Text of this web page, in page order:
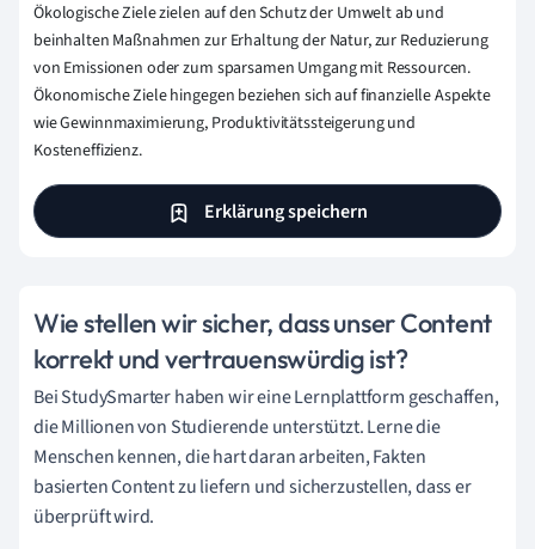
Ökologische Ziele zielen auf den Schutz der Umwelt ab und
beinhalten Maßnahmen zur Erhaltung der Natur, zur Reduzierung
von Emissionen oder zum sparsamen Umgang mit Ressourcen.
Ökonomische Ziele hingegen beziehen sich auf finanzielle Aspekte
wie Gewinnmaximierung, Produktivitätssteigerung und
Kosteneffizienz.
Erklärung speichern
Wie stellen wir sicher, dass unser Content
korrekt und vertrauenswürdig ist?
Bei StudySmarter haben wir eine Lernplattform geschaffen,
die Millionen von Studierende unterstützt. Lerne die
Menschen kennen, die hart daran arbeiten, Fakten
basierten Content zu liefern und sicherzustellen, dass er
überprüft wird.